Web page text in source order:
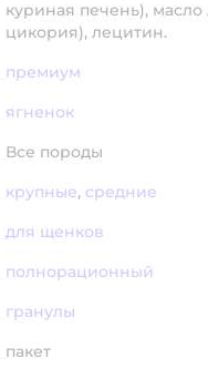
куриная печень), масло
цикория), лецитин.
премиум
ягненок
Все породы
крупные, средние
для щенков
полнорационный
гранулы
пакет